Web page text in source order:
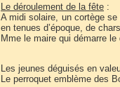
Le déroulement de la fête :
A midi solaire, un cortège
en tenues d’époque, de
Mme le maire qui démarre le
Les jeunes déguisés en
Le perroquet emblème des